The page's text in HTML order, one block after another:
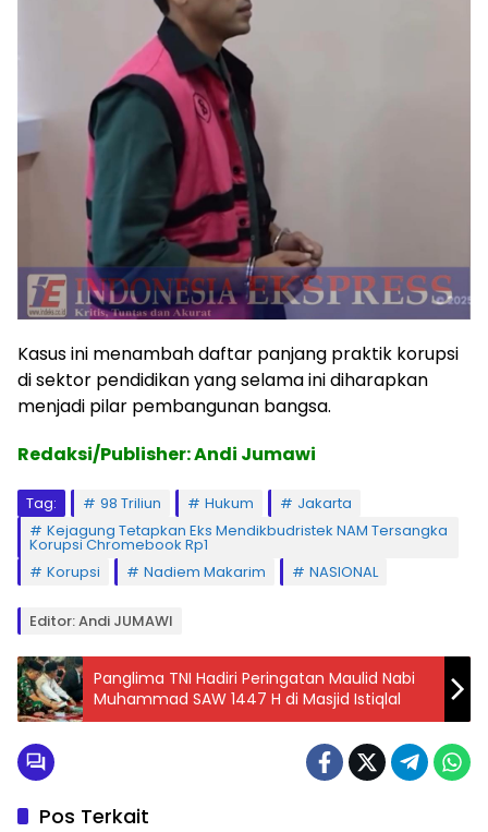
Kasus ini menambah daftar panjang praktik korupsi
di sektor pendidikan yang selama ini diharapkan
menjadi pilar pembangunan bangsa.
Redaksi/Publisher: Andi Jumawi
Tag: 98 Triliun Hukum
Jakarta
Kejagung Tetapkan Eks Mendikbudristek NAM Tersangka
Korupsi Chromebook Rp1
Korupsi
Nadiem Makarim NASIONAL
Editor: Andi JUMAWI
Panglima TNI Hadiri Peringatan Maulid Nabi
Muhammad SAW 1447 H di Masjid Istiqlal
Pos Terkait